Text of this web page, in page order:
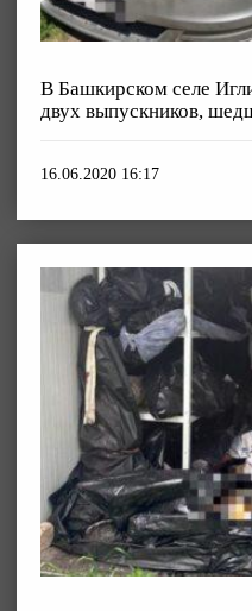
В Башкирском селе
двух выпускников,
16.06.2020 16:17